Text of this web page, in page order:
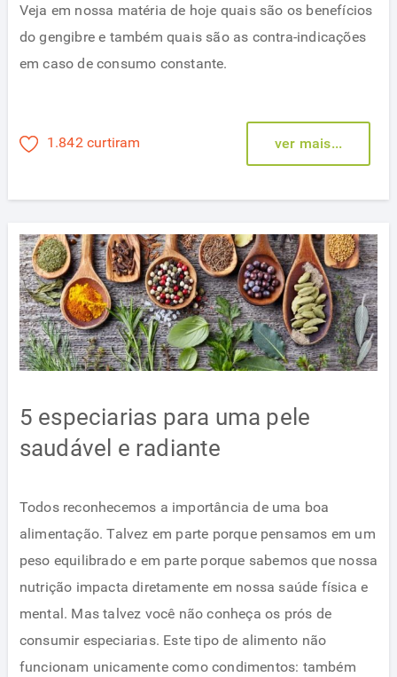
Veja em nossa matéria de hoje quais são os benefícios
do gengibre e também quais são as contra-indicações
em caso de consumo constante.
1.842 curtiram ver mais...
5 especiarias para uma pele
saudável e radiante
Todos reconhecemos a importância de uma boa
alimentação. Talvez em parte porque pensamos em um
peso equilibrado e em parte porque sabemos que nossa
nutrição impacta diretamente em nossa saúde física e
mental. Mas talvez você não conheça os prós de
consumir especiarias. Este tipo de alimento não
funcionam unicamente como condimentos: também